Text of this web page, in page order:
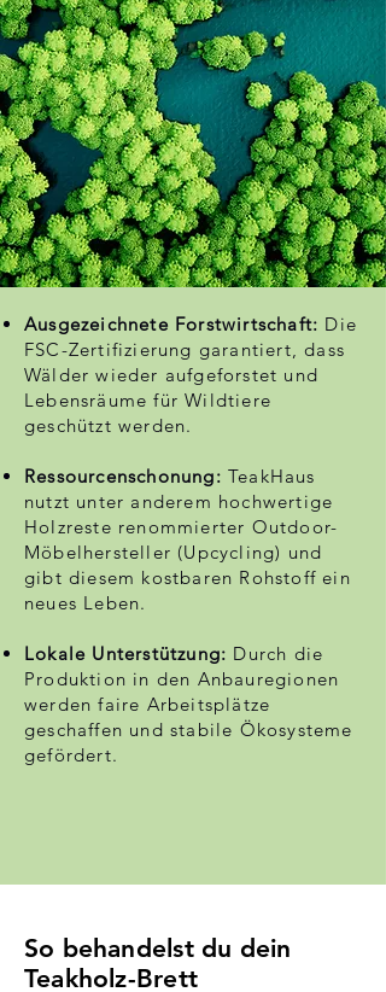
Ausgezeichnete Forstwirtschaft: Die
FSC-Zertifizierung garantiert, dass
Wälder wieder aufgeforstet und
Lebensräume für Wildtiere
geschützt werden.
Ressourcenschonung: TeakHaus
nutzt unter anderem hochwertige
Holzreste renommierter Outdoor-
Möbelhersteller (Upcycling) und
gibt diesem kostbaren Rohstoff ein
neues Leben.
Lokale Unterstützung: Durch die
Produktion in den Anbauregionen
werden faire Arbeitsplätze
geschaffen und stabile Ökosysteme
gefördert.
So behandelst du dein
Teakholz-Brett